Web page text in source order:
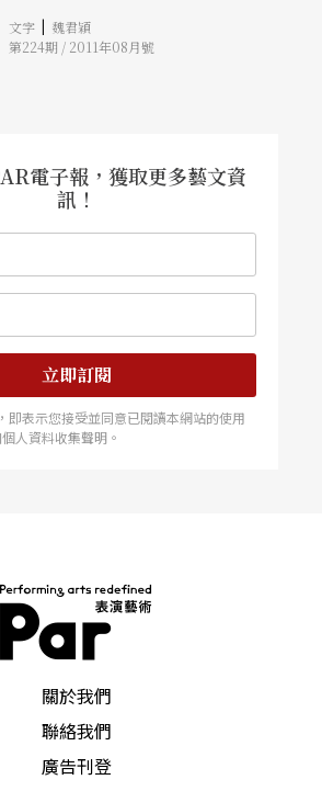
演出命名為《六千哩外》，以向日本致意。
文字 | 魏君穎
第224期 / 2011年08月號
電子報，獲取更多藝文資
訊！
立即訂閱
即表示您接受並同意已閱讀本網站的使用
人資料收集聲明。
關於我們
聯絡我們
廣告刊登